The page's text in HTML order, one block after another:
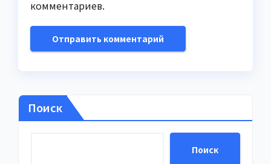
комментариев.
Поиск
Поиск